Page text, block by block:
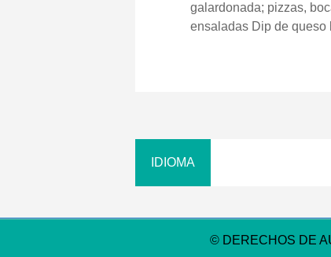
galardonada; pizzas,
ensaladas Dip de queso
© DERECHOS DE